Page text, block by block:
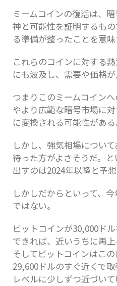
ミームコインの復活は、
神と可能性を証明するも
る準備が整ったことを意味
これらのコインに対する
にも波及し、需要や価格
つまりこのミームコイン
やより広範な暗号市場に
に変換される可能性がある
しかし、強気相場につい
待った方がよさそうだ。
出すのは2024年以降と予
しかしだからといって、
ではない。
ビットコインが30,000ド
できれば、近いうちに再
そしてビットコインはこ
29,600ドルのすぐ近くで
レベルに少しずつ近づいて